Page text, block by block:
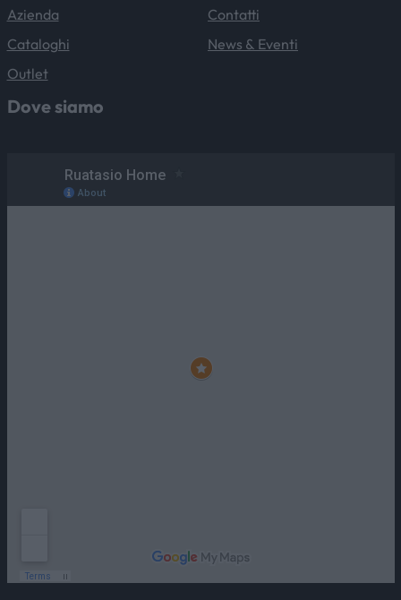
Azienda
Cataloghi
Outlet
Contatti
News & Eventi
Dove siamo